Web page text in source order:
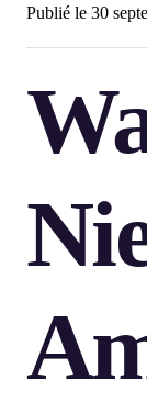
Publié le 30